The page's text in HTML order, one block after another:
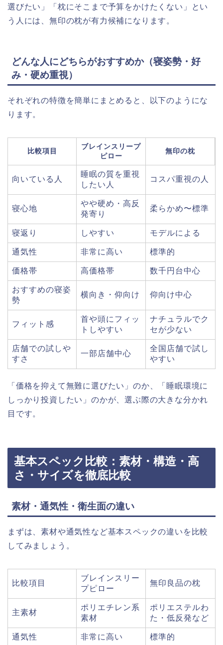
選びたい」「枕にそこまで予算をかけたくない」とい
う人には、無印の枕が有力候補になります。
どんな人にどちらがおすすめか（寝姿勢・好
み・硬め重視）
それぞれの特徴を簡単にまとめると、以下のようにな
ります。
比較項目
ブレインスリープ
ピロー
無印の枕
向いている人
睡眠の質を重視
したい人
コスパ重視の人
寝心地
やや硬め・高反
発寄り
柔らかめ〜標準
寝返り しやすい モデルによる
通気性 非常に高い 標準的
価格帯 高価格帯 数千円台中心
おすすめの寝姿
勢
横向き・仰向け 仰向け中心
フィット感
首や頭にフィッ
トしやすい
ナチュラルでク
セが少ない
店舗での試しや
すさ
一部店舗中心
全国店舗で試し
やすい
「価格を抑えて無難に選びたい」のか、「睡眠環境に
しっかり投資したい」のかが、選ぶ際の大きな分かれ
目です。
基本スペック比較：素材・構造・高
さ・サイズを徹底比較
素材・通気性・衛生面の違い
まずは、素材や通気性など基本スペックの違いを比較
してみましょう。
比較項目
ブレインスリー
プピロー
無印良品の枕
主素材
ポリエチレン系
素材
ポリエステルわ
た・低反発など
通気性 非常に高い 標準的